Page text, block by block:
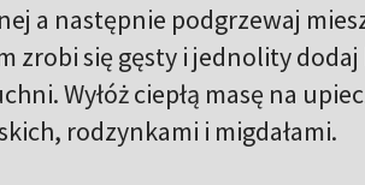
a następnie podgrzewaj
zrobi się gęsty i jednolity
Wyłóż ciepłą masę na
rodzynkami i migdałami.